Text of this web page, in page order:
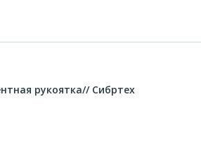
рукоятка// Сибртех